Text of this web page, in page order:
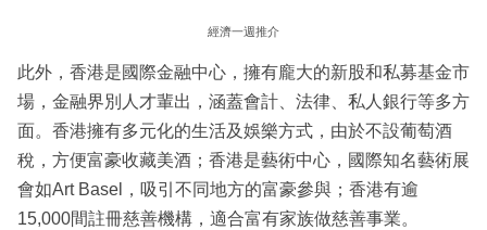
經濟一週推介
此外，香港是國際金融中心，擁有龐大的新股和私募基金市
場，金融界別人才輩出，涵蓋會計、法律、私人銀行等多方
面。香港擁有多元化的生活及娛樂方式，由於不設葡萄酒
稅，方便富豪收藏美酒；香港是藝術中心，國際知名藝術展
會如Art Basel，吸引不同地方的富豪參與；香港有逾
15,000間註冊慈善機構，適合富有家族做慈善事業。